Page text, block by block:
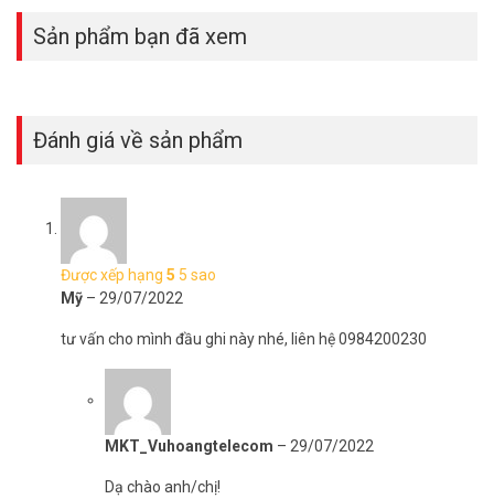
Sản phẩm bạn đã xem
Đánh giá về sản phẩm
Được xếp hạng 5 5 sao
Mỹ – 29/07/2022
tư vấn cho mình đầu ghi này nhé, liên hệ 0984200230
MKT_Vuhoangtelecom – 29/07/2022
Dạ chào anh/chị!